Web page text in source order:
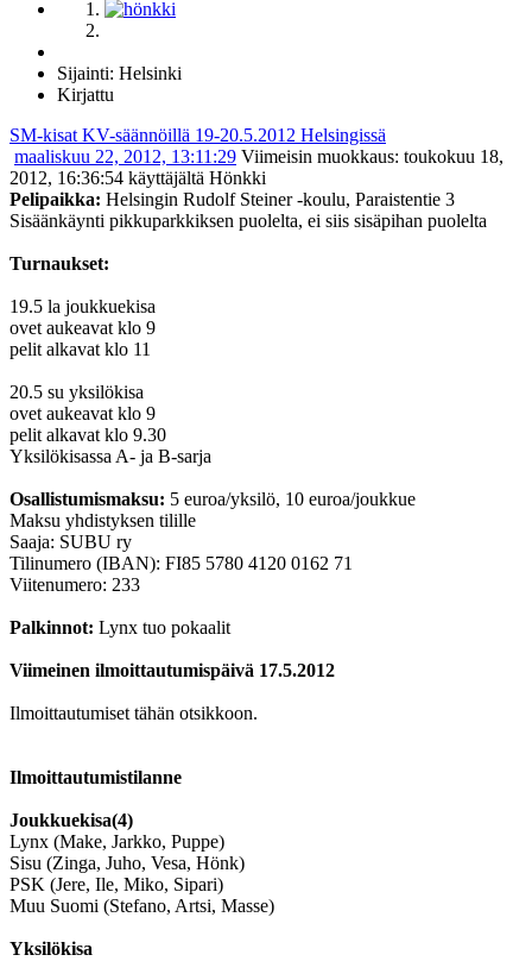
Sijainti: Helsinki
Kirjattu
SM-kisat KV-säännöillä 19-20.5.2012 Helsingissä
maaliskuu 22, 2012, 13:11:29 Viimeisin muokkaus: toukokuu 18,
2012, 16:36:54 käyttäjältä Hönkki
Pelipaikka: Helsingin Rudolf Steiner -koulu, Paraistentie 3
Sisäänkäynti pikkuparkkiksen puolelta, ei siis sisäpihan puolelta
Turnaukset:
19.5 la joukkuekisa
ovet aukeavat klo 9
pelit alkavat klo 11
20.5 su yksilökisa
ovet aukeavat klo 9
pelit alkavat klo 9.30
Yksilökisassa A- ja B-sarja
Osallistumismaksu: 5 euroa/yksilö, 10 euroa/joukkue
Maksu yhdistyksen tilille
Saaja: SUBU ry
Tilinumero (IBAN): FI85 5780 4120 0162 71
Viitenumero: 233
Palkinnot: Lynx tuo pokaalit
Viimeinen ilmoittautumispäivä 17.5.2012
Ilmoittautumiset tähän otsikkoon.
Ilmoittautumistilanne
Joukkuekisa(4)
Lynx (Make, Jarkko, Puppe)
Sisu (Zinga, Juho, Vesa, Hönk)
PSK (Jere, Ile, Miko, Sipari)
Muu Suomi (Stefano, Artsi, Masse)
Yksilökisa